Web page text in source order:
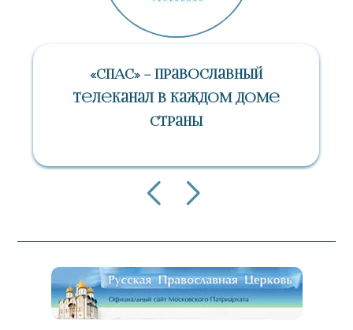
«СПАС» – Православный
Телеканал В Каждом Доме
Страны